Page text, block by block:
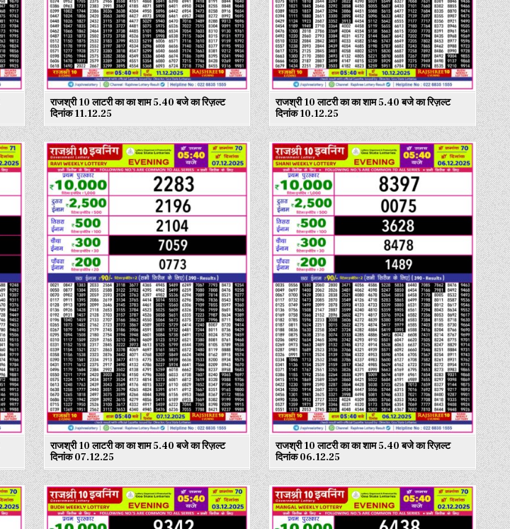
राजश्री 10 लाटरी का का शाम 5.40 बजे का रिज़ल्ट
दिनांक 11.12.25
राजश्री 10 लाटरी का का शाम 5.40 बजे का रिज़ल्ट
दिनांक 10.12.25
राजश्री 10 लाटरी का का शाम 5.40 बजे का रिज़ल्ट
दिनांक 07.12.25
राजश्री 10 लाटरी का का शाम 5.40 बजे का रिज़ल्ट
दिनांक 06.12.25